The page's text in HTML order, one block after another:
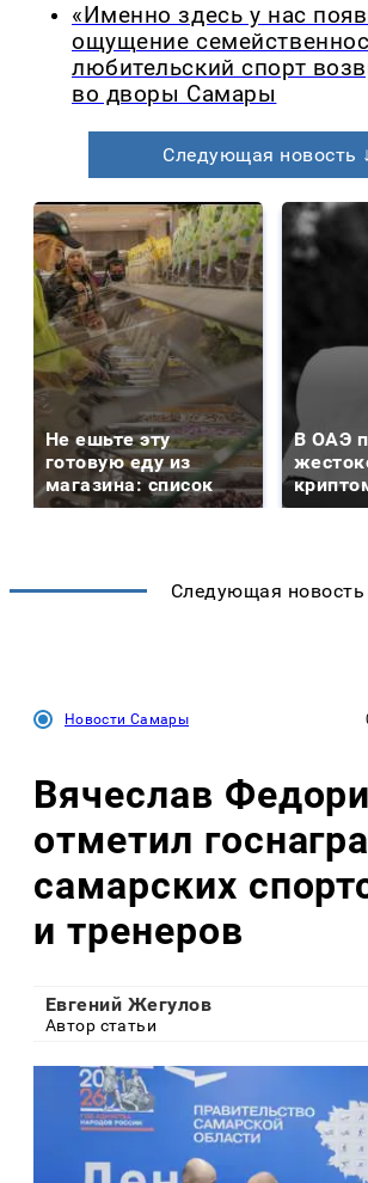
«Именно здесь у нас
ощущение
любительский спорт
во дворы Самары
Следующая новость ↓
Не ешьте эту
готовую еду из
магазина: список
В ОАЭ
Следующая новость
Новости Самары
Вячеслав
отметил
самарских
и тренеров
Евгений Жегулов
Автор статьи